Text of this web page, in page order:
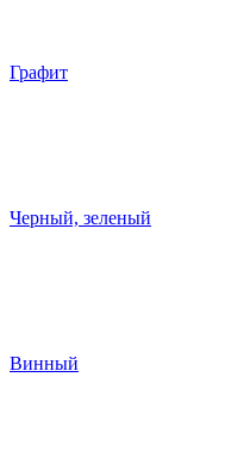
Графит
Черный, зеленый
Винный